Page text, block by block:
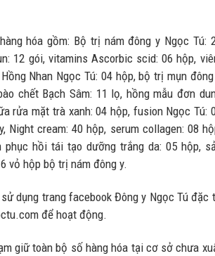
hóa gồm: Bộ trị nám đông y Ngọc Tú:
12 gói, vitamins Ascorbic scid: 06 hộp,
Nhan Ngọc Tú: 04 hộp, bộ trị mụn
chết Bạch Sâm: 11 lọ, hồng mẫu đơn
rửa mặt trà xanh: 04 hộp, fusion Ngọc Tú:
Night cream: 40 hộp, serum collagen: 08
phục hồi tái tạo dưỡng trắng da: 05 hộp,
vỏ hộp bộ trị nám đông y.
dụng trang facebook Đông y Ngọc Tú đặc
để hoạt động.
giữ toàn bộ số hàng hóa tại cơ sở chưa